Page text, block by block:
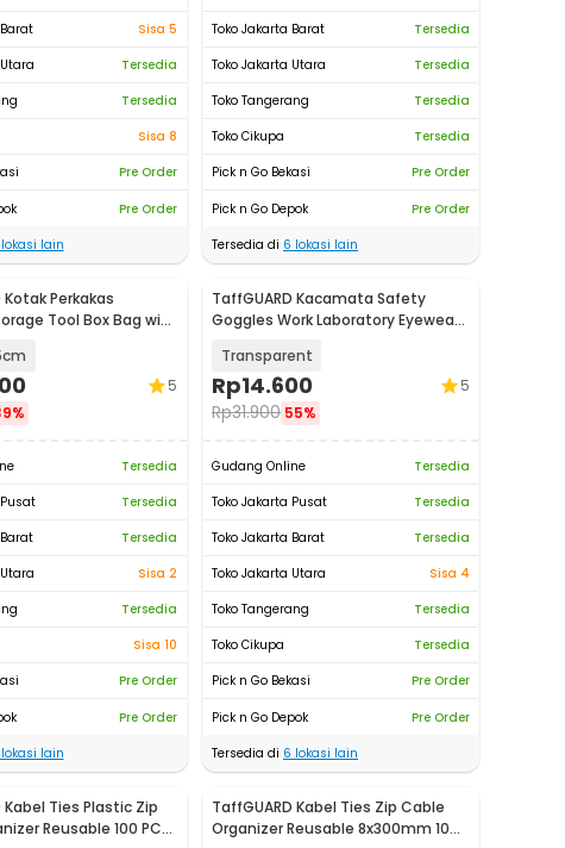
Sisa 5
Tersedia
Tersedia
Sisa 8
Pre Order
Pre Order
lain
Toko Jakarta Barat
Tersedia
Toko Jakarta Utara
Tersedia
Toko Tangerang
Tersedia
Toko Cikupa
Tersedia
Pick n Go Bekasi
Pre Order
Pick n Go Depok
Pre Order
Tersedia di 6 lokasi lain
Kotak Perkakas
Tool Box Bag with
5
Tersedia
Tersedia
Tersedia
Sisa 2
Tersedia
Sisa 10
Pre Order
Pre Order
lain
TaffGUARD Kacamata Safety
Goggles Work Laboratory Eyewear
Transparent
Rp14.600
Rp31.900 55%
5
Gudang Online
Tersedia
Toko Jakarta Pusat
Tersedia
Toko Jakarta Barat
Tersedia
Toko Jakarta Utara
Sisa 4
Toko Tangerang
Tersedia
Toko Cikupa
Tersedia
Pick n Go Bekasi
Pre Order
Pick n Go Depok
Pre Order
Tersedia di 6 lokasi lain
Kabel Ties Plastic Zip
Reusable 100 PCS
TaffGUARD Kabel Ties Zip Cable
Organizer Reusable 8x300mm 100